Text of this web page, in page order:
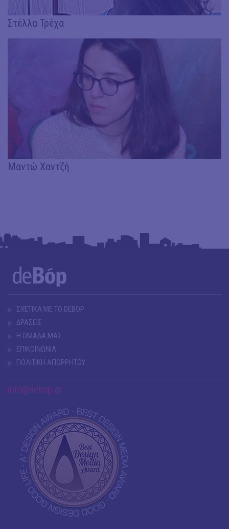
Στέλλα Τρέχα
Μαντώ Χαντζή
ΣΧΕΤΙΚΑ ΜΕ ΤΟ DEBOP
ΔΡΑΣΕΙΣ
Η ΟΜΑΔΑ ΜΑΣ
ΕΠΙΚΟΙΝΩΝΙΑ
ΠΟΛΙΤΙΚΗ ΑΠΟΡΡΗΤΟΥ
info@debop.gr